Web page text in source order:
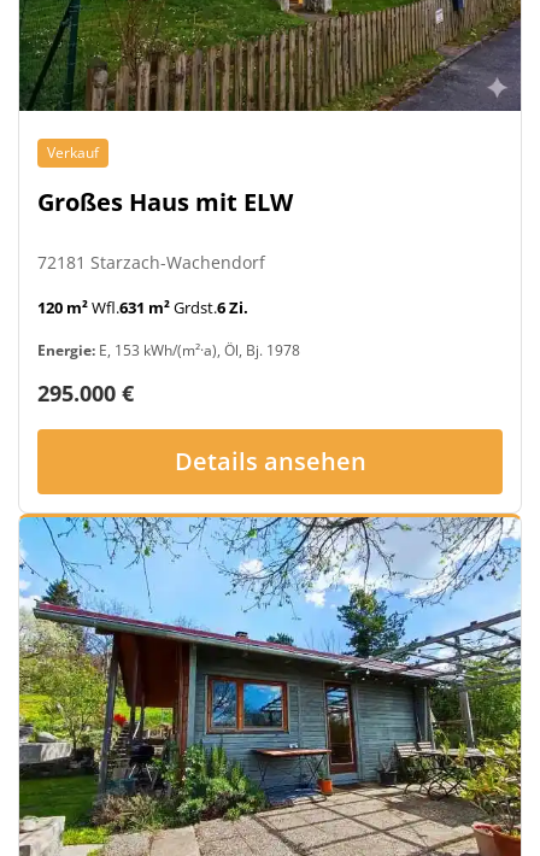
Verkauf
Großes Haus mit ELW
72181 Starzach-Wachendorf
120 m²Wfl.631 m²Grdst.6 Zi.
Energie: E, 153 kWh/(m²·a), Öl, Bj. 1978
295.000 €
Details ansehen